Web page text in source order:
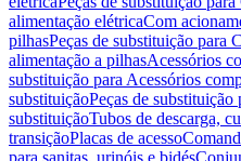
alimentação elétricaCom
pilhasPeças de substituição para
alimentação a pilhasAcessórios
substituição para Acessórios
substituiçãoPeças de
substituiçãoTubos de descarga,
transiçãoPlacas de acesso
para sanitas, urinóis e bidés